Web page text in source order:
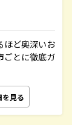
ほど奥深いお
ごとに徹底ガ
を見る